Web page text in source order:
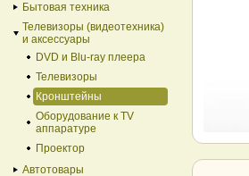
Бытовая техника
Телевизоры (видеотехника)
и аксессуары
DVD и Blu-ray плеера
Телевизоры
Кронштейны
Оборудование к TV
аппаратуре
Проектор
Автотовары